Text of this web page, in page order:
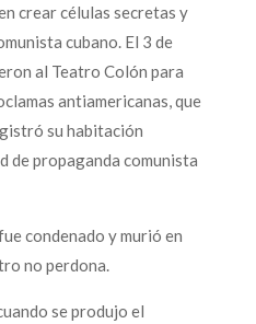
crear células secretas y
cubano. El 3 de
al Teatro Colón para
antiamericanas, que
su habitación
de propaganda comunista
condenado y murió en
no perdona.
se produjo el